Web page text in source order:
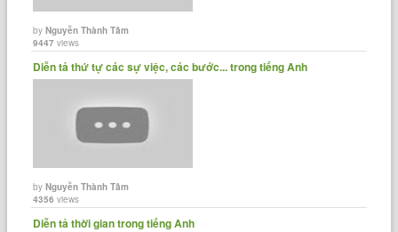
byNguyễn Thành Tâm
9447 views
Diễn tả thứ tự các sự việc, các bước... trong tiếng Anh
byNguyễn Thành Tâm
4356 views
Diễn tả thời gian trong tiếng Anh